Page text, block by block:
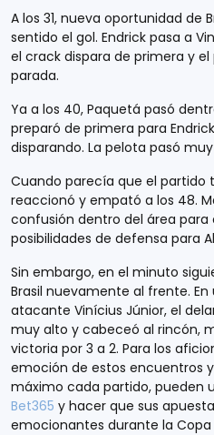
A los 31, nueva oportunidad de
sentido el gol. Endrick pasa a
el crack dispara de primera y
parada.
Ya a los 40, Paquetá pasó
preparó de primera para
disparando. La pelota pasó
Cuando parecía que el partido
reaccionó y empató a los 48.
confusión dentro del área para
posibilidades de defensa para
Sin embargo, en el minuto
Brasil nuevamente al frente.
atacante Vinícius Júnior, el
muy alto y cabeceó al rincón,
victoria por 3 a 2. Para los
emoción de estos encuentros
máximo cada partido, pueden
Bet365 y hacer que sus
emocionantes durante la Copa